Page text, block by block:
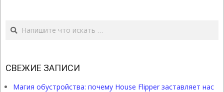
Поиск
СВЕЖИЕ ЗАПИСИ
Магия обустройства: почему House Flipper заставляет нас